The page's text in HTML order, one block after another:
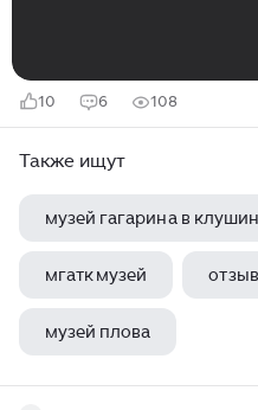
10 6 108
Также ищут
музей гагарина в
мгатк музей
музей плова